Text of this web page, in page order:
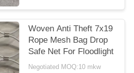
Woven Anti Theft 7x19
Rope Mesh Bag Drop
Safe Net For Floodlight
Negotiated MOQ:10 mkw